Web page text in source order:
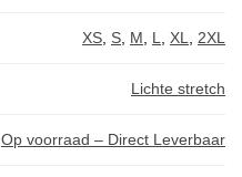
XS, S, M, L, XL, 2XL
Lichte stretch
Op voorraad – Direct Leverbaar